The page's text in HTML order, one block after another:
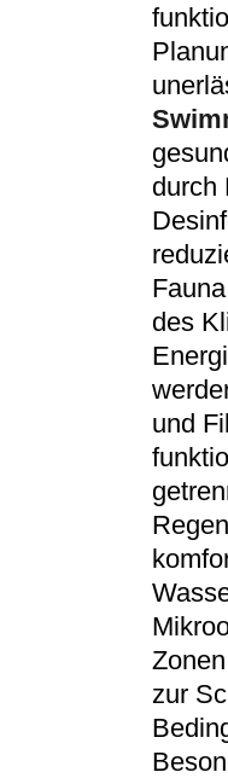
durch
des
und
zur